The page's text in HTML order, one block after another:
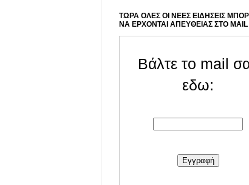
ΤΩΡΑ ΟΛΕΣ ΟΙ ΝΕΕΣ ΕΙΔΗΣΕΙΣ
ΝΑ ΕΡΧΟΝΤΑΙ ΑΠΕΥΘΕΙΑΣ ΣΤΟ
Βάλτε το mail
εδω: